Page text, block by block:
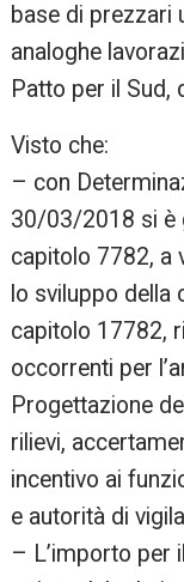
base di prezzari
analoghe
Patto per il Sud,
Visto che:
– con
30/03/2018 si è
capitolo 7782, a
lo sviluppo della
capitolo 17782,
occorrenti per
Progettazione
rilievi,
incentivo ai
e autorità di
– L’importo per